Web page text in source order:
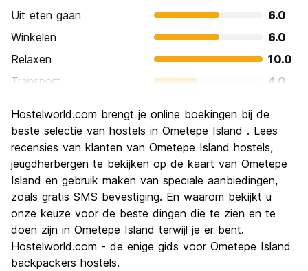
Uit eten gaan
6.0
Winkelen
6.0
Relaxen
10.0
Transport
4.0
Cultuur
10.0
Uitgaan
4.0
Waarde voor uw geld
10.0
Hostelworld.com brengt je online boekingen bij de
beste selectie van hostels in Ometepe Island . Lees
recensies van klanten van Ometepe Island hostels,
jeugdherbergen te bekijken op de kaart van Ometepe
Island en gebruik maken van speciale aanbiedingen,
zoals gratis SMS bevestiging. En waarom bekijkt u
onze keuze voor de beste dingen die te zien en te
doen zijn in Ometepe Island terwijl je er bent.
Hostelworld.com - de enige gids voor Ometepe Island
backpackers hostels.